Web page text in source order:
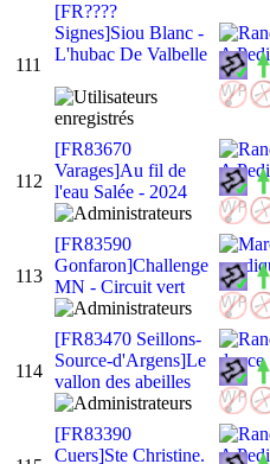
111
[FR????
Signes]Siou Blanc -
L'hubac De Valbelle
112
[FR83670
Varages]Au fil de
l'eau Salée - 2024
113
[FR83590
Gonfaron]Challenge
MN - Circuit vert
114
[FR83470 Seillons-
Source-d'Argens]Le
vallon des abeilles
[FR83390
Cuers]Ste Christine.